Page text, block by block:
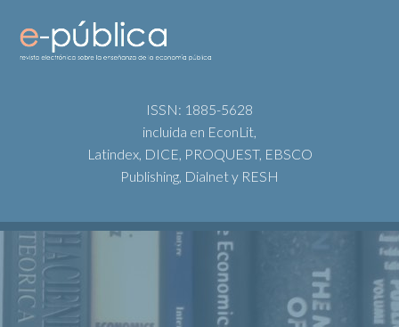
ISSN: 1885-5628
incluida en EconLit,
Latindex, DICE, PROQUEST, EBSCO
Publishing, Dialnet y RESH